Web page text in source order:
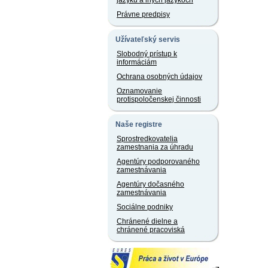
Právne predpisy
Užívateľský servis
Slobodný prístup k
informáciám
Ochrana osobných údajov
Oznamovanie
protispoločenskej činnosti
Naše registre
Sprostredkovatelia
zamestnania za úhradu
Agentúry podporovaného
zamestnávania
Agentúry dočasného
zamestnávania
Sociálne podniky
Chránené dielne a
chránené pracoviská